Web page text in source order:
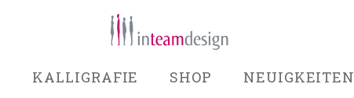
KALLIGRAFIE SHOP NEUIGKEITEN